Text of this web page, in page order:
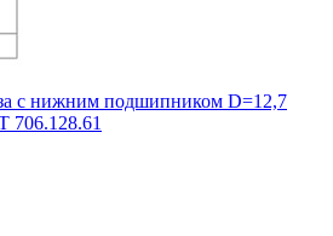
с нижним подшипником D=12,7
706.128.61